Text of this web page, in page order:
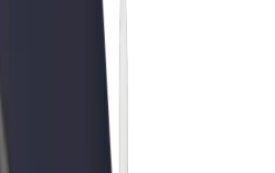
OÜ